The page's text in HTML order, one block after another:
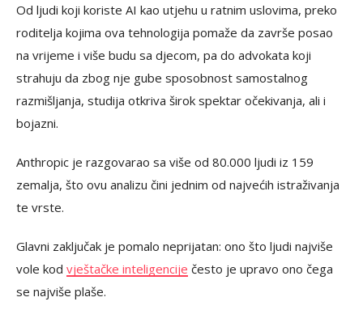
Od ljudi koji koriste AI kao utjehu u ratnim uslovima, preko
roditelja kojima ova tehnologija pomaže da završe posao
na vrijeme i više budu sa djecom, pa do advokata koji
strahuju da zbog nje gube sposobnost samostalnog
razmišljanja, studija otkriva širok spektar očekivanja, ali i
bojazni.
Anthropic je razgovarao sa više od 80.000 ljudi iz 159
zemalja, što ovu analizu čini jednim od najvećih istraživanja
te vrste.
Glavni zaključak je pomalo neprijatan: ono što ljudi najviše
vole kod vještačke inteligencije često je upravo ono čega
se najviše plaše.